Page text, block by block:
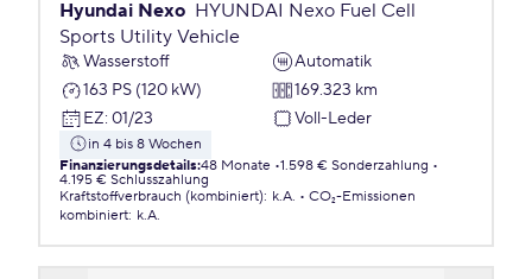
Hyundai Nexo HYUNDAI Nexo Fuel Cell
Sports Utility Vehicle
Wasserstoff
Automatik
163 PS (120 kW)
169.323 km
EZ: 01/23 Voll-Leder
in 4 bis 8 Wochen
Finanzierungsdetails:48 Monate 1.598 € Sonderzahlung
4.195 € Schlusszahlung
Kraftstoffverbrauch (kombiniert): k.A.
CO₂-Emissionen
kombiniert: k.A.